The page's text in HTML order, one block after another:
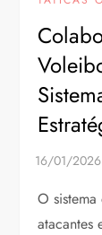
O
atacantes